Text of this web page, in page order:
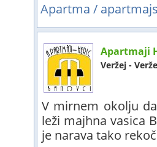
Apartma /
Apartmaji
Veržej -
V mirnem okolju
leži majhna vasica
je narava tako